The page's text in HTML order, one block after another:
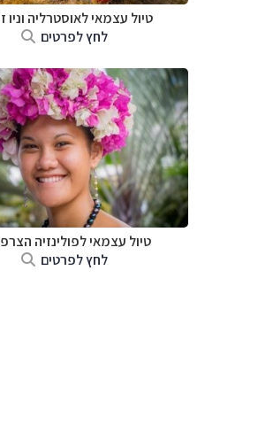
טיול עצמאי לאוסטרליה וניו
לחץ לפרטים
טיול עצמאי לפולינזיה
לחץ לפרטים